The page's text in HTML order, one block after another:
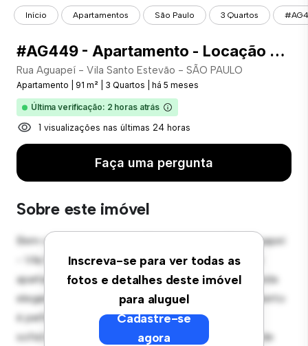
Início Apartamentos São Paulo 3 Quartos
#AG449 - Apartamento - Locação com 91.00 m² , 3 Quarto(s), por R$ 2.800
Rua Aguapeí - Vila Santo Estevão - SÃO PAULO
Apartamento 91 m² 3 Quartos há 5 meses
Última verificação: 2 horas atrás
1 visualizações nas últimas 24 horas
Faça uma pergunta
Sobre este imóvel
Inscreva-se para ver todas as
fotos e detalhes deste imóvel
para aluguel
Cadastre-se
agora
Bem-vindo ao seu novo refúgio urbano em Rua Aguapeí
- Vila Santo Estevão - SÃO PAULO! Este moderno
apartamento de 3 quartos oferece um espaço de vida
elegante e aconchegante. O layout em conceito aberto
é perfeito para receber convidados, e a cozinha
sofisticada está equipada com eletrodomésticos de